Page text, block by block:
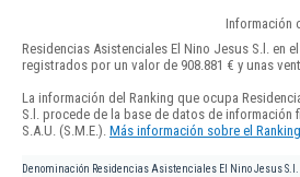
Información
Residencias Asistenciales El Nino Jesus S.l. en
registrados por un valor de 908.881 € y unas
La información del Ranking que ocupa
S.l. procede de la base de datos de información
S.A.U. (S.M.E.). Más información sobre el
Denominación Residencias Asistenciales El Nino Jesus S.l.